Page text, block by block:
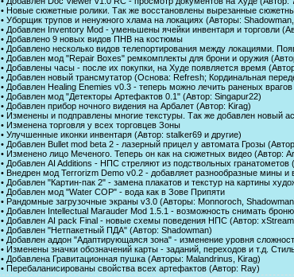
• Новые сюжетные ролики. Так же восстановлены вырезанные
• Уборщик трупов и ненужного хлама на локациях (Авторы:
• Добавлен Inventory Mod - уменьшены ячейки инвентаря и торговли
• Добавлено 9 новых видов ПНВ на костюмы
• Добавлено несколько видов телепортирования между локациями.
• Добавлен мод "Repair Boxes" ремкомплекты для брони и оружия
• Добавлены часы - после их покупки, на Худе появляется время
• Добавлен новый трансмутатор (Основа: Refresh; Кординальная
• Добавлен Healing Enemies v0.3 - теперь можно лечить раненых
• Добавлен мод "Детекторы Артефактов 0.1" (Автор: Singapur22)
• Добавлен прибор ночного видения на Арбалет (Автор: Kirag)
• Изменены и подправлены многие текстуры. Так же добавлен новый
• Изменена торговля у всех торговцев Зоны
• Улучшенные иконки инвентаря (Автор: stalker69 и другие)
• Добавлен Bullet mod beta 2 - лазерный прицел у автомата Грозы
• Изменено лицо Меченого. Теперь он как на сюжетных видео (Автор:
• Добавлен AI Additions - НПС стреляют из подствольных гранатометов
• Внедрен мод Terrorizm Demo v0.2 - добавляет разнообразные мины и
• Добавлен "Картин-пак 2" - замена плакатов и текстур на картины
• Добавлен мод "Water COP" - вода как в Зове Припяти
• Рандомные загрузочные экраны v3.0 (Авторы: Monnoroch,
• Добавлен Intellectual Marauder Mod 1.5.1 - возможность снимать
• Добавлен AI pack Final - новые схемы поведения НПС (Автор:
• Добавлен "Нетпакетный ПДА" (Автор: Shadowman)
• Добавлен аддон "Адаптирующаяся зона" - изменение уровня
• Изменены значки обозначений карты - заданий, переходов и т.д.
• Добавлена Гравитационная пушка (Авторы: Malandrinus, Kirag)
• Перебаланисированы свойства всех артефактов (Автор: Ray)